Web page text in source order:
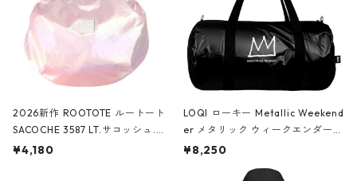
2026新作 ROOTOTE ルートート
SACOCHE 3587 LT.サコッシュ.ル
ミエ-B ショルダーバッグ グロスピ
¥4,180
LOQI ローキー Metallic Weekend
er メタリック ウィークエンダー
ボストンバッグ ショルダーバッグ
¥8,250